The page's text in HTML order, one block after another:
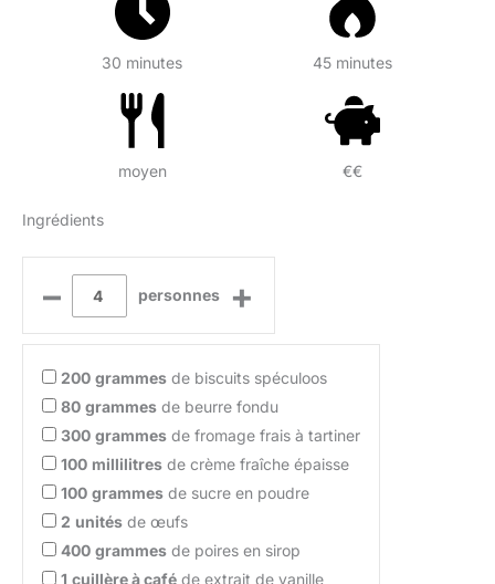
30 minutes 45 minutes
moyen €€
Ingrédients
– personnes +
200 grammes de biscuits spéculoos
80 grammes de beurre fondu
300 grammes de fromage frais à tartiner
100 millilitres de crème fraîche épaisse
100 grammes de sucre en poudre
2 unités de œufs
400 grammes de poires en sirop
1 cuillère à café de extrait de vanille